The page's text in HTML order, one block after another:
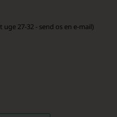
uge 27-32 - send os en e-mail)